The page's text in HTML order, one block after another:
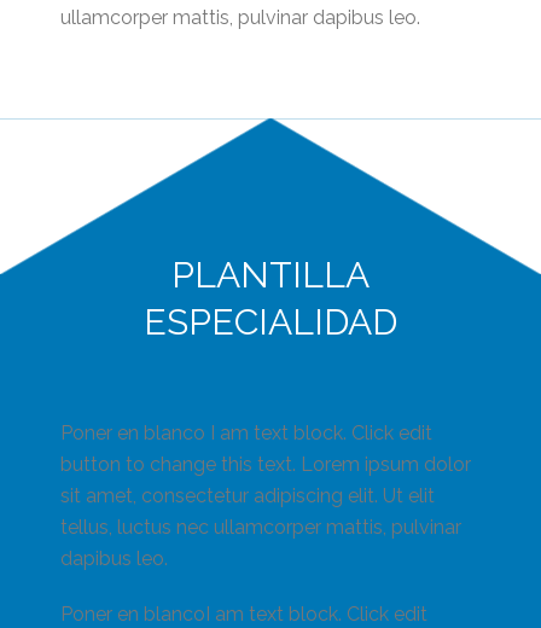
ullamcorper mattis, pulvinar dapibus leo.
PLANTILLA
ESPECIALIDAD
Poner en blanco I am text block. Click edit
button to change this text. Lorem ipsum dolor
sit amet, consectetur adipiscing elit. Ut elit
tellus, luctus nec ullamcorper mattis, pulvinar
dapibus leo.
Poner en blancoI am text block. Click edit